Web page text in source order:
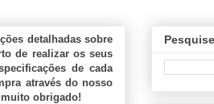
detalhadas sobre
de realizar os seus
de cada
através do nosso
obrigado!